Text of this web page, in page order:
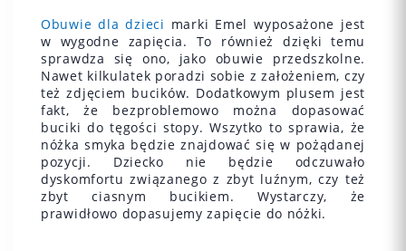
Obuwie dla dzieci marki Emel wyposażone jest
w wygodne zapięcia. To również dzięki temu
sprawdza się ono, jako obuwie przedszkolne.
Nawet kilkulatek poradzi sobie z założeniem, czy
też zdjęciem bucików. Dodatkowym plusem jest
fakt, że bezproblemowo można dopasować
buciki do tęgości stopy. Wszytko to sprawia, że
nóżka smyka będzie znajdować się w pożądanej
pozycji. Dziecko nie będzie odczuwało
dyskomfortu związanego z zbyt luźnym, czy też
zbyt ciasnym bucikiem. Wystarczy, że
prawidłowo dopasujemy zapięcie do nóżki.